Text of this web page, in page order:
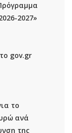
2027»
gov.gr
το
ανά
της